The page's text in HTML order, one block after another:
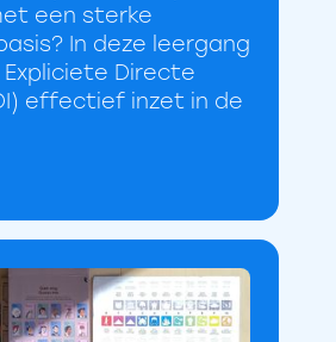
een sterke
In deze leergang
Directe
effectief inzet in de